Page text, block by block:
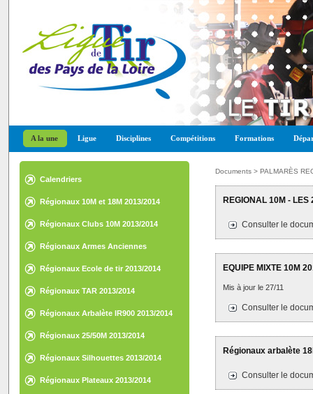
A la une Ligue Disciplines Compétitions Formations
Calendriers
Régionaux 10M et 18M 2013/2014
Régionaux Clubs 10M 2013/2014
Régionaux Armes Anciennes
Régionaux Ecole de tir 2013/2014
Régionaux TAR 2013/2014
Régionaux Arbalète IR900 2013/2014
Régionaux 25/50M 2013/2014
Régionaux Silhouettes 2013/2014
Régionaux Plateaux 2013/2014
Documents > PALMARÈS
REGIONAL 10M -
Consulter le
EQUIPE MIXTE 10M
Mis à jour le 27/11
Consulter le
Régionaux arbalète
Consulter le